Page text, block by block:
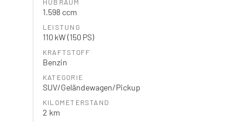
1.598 ccm
LEISTUNG
110 kW (150 PS)
KRAFTSTOFF
Benzin
KATEGORIE
SUV/Geländewagen/Pickup
KILOMETERSTAND
2 km